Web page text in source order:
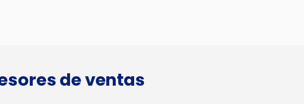
de ventas